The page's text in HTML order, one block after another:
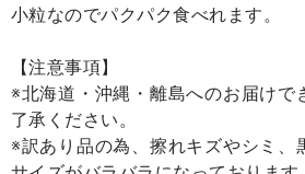
小粒なのでパクパク食べれます。
【注意事項】
※北海道・沖縄・離島へのお届けで
了承ください。
※訳あり品の為、擦れキズやシミ、